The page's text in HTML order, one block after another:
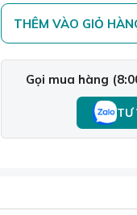
THÊM VÀO GIỎ
Gọi mua hàng
TƯ